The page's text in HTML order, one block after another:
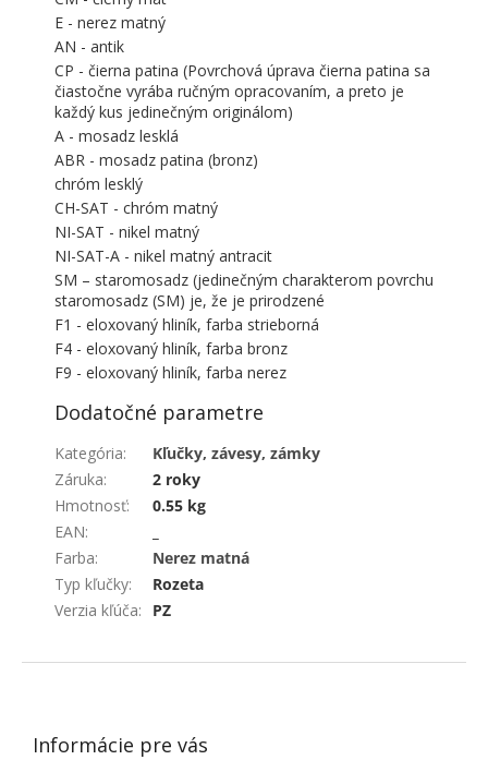
E - nerez matný
AN - antik
CP - čierna patina (Povrchová úprava čierna patina sa
čiastočne vyrába ručným opracovaním, a preto je
každý kus jedinečným originálom)
A - mosadz lesklá
ABR - mosadz patina (bronz)
chróm lesklý
CH-SAT - chróm matný
NI-SAT - nikel matný
NI-SAT-A - nikel matný antracit
SM – staromosadz (jedinečným charakterom povrchu
staromosadz (SM) je, že je prirodzené
F1 - eloxovaný hliník, farba strieborná
F4 - eloxovaný hliník, farba bronz
F9 - eloxovaný hliník, farba nerez
Dodatočné parametre
Kategória:
Kľučky, závesy, zámky
Záruka:
2 roky
Hmotnosť:
0.55 kg
EAN:
Farba:
Nerez matná
Typ kľučky:
Rozeta
Verzia kľúča: PZ
ZÁPÄTIE
Informácie pre vás